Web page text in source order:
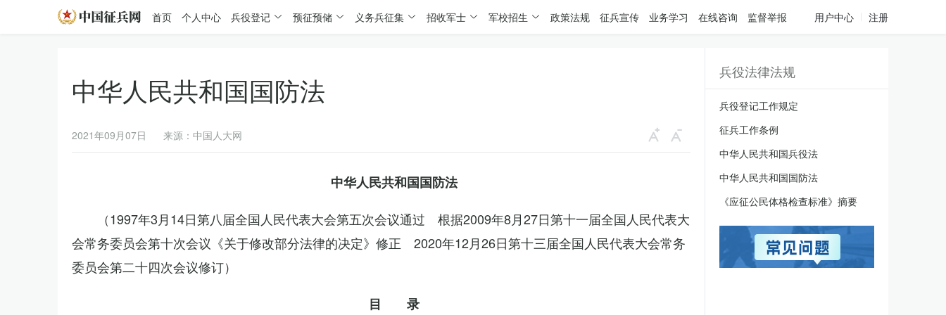
首页 个人中心 兵役登记 预征预储 义务兵征集 招收军士 军校招生 政策法规 征兵宣传 业务学习 在线咨询 监督举报 用户中心 注册
中华人民共和国国防法
2021年09月07日 来源：中国人大网
中华人民共和国国防法
（1997年3月14日第八届全国人民代表大会第五次会议通过 根据2009年8月27日第十一届全国人民代表大
会常务委员会第十次会议《关于修改部分法律的决定》修正 2020年12月26日第十三届全国人民代表大会常务
委员会第二十四次会议修订）
目 录
兵役法律法规
兵役登记工作规定
征兵工作条例
中华人民共和国兵役法
中华人民共和国国防法
《应征公民体格检查标准》摘要